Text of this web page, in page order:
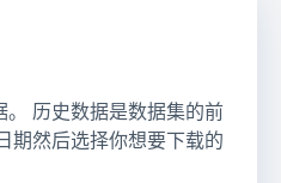
历史数据是数据集的前
期然后选择你想要下载的